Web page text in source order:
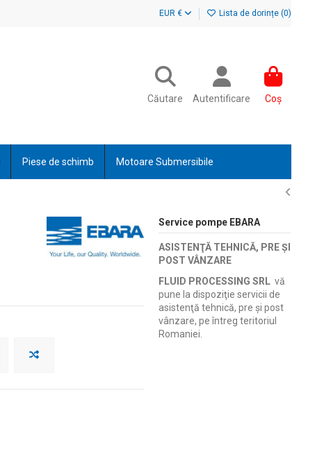
EUR € Lista de dorințe (0)
Căutare Autentificare Coș
Piese de schimb Motoare Submersibile
Service pompe EBARA
ASISTENŢĂ TEHNICĂ, PRE ŞI
POST VÂNZARE
FLUID PROCESSING SRLvă
pune la dispoziţie servicii de
asistenţă tehnică, pre şi post
vânzare, pe întreg teritoriul
Romaniei.